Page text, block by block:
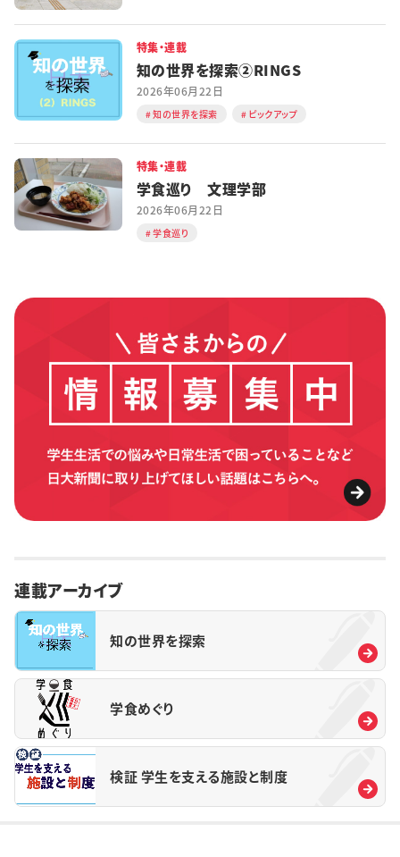
特集・連載
知の世界を探索②RINGS
2026年06月22日
知の世界を探索 ピックアップ
特集・連載
学食巡り 文理学部
2026年06月22日
学食巡り
連載アーカイブ
知の世界を探索
学食めぐり
検証 学生を支える施設と制度